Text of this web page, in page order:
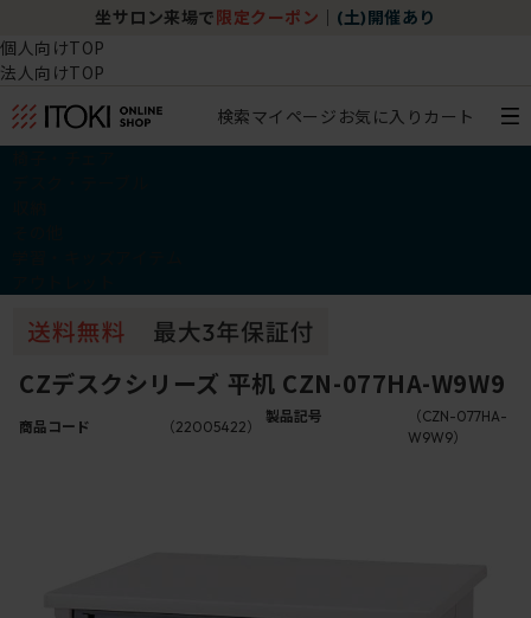
坐サロン来場で 限定クーポン (土)開催あり
個人向けTOP
法人向けTOP
検索マイページ お気に入り カート
CZデスクシリーズ 平机 CZN-077HA-W9W9
商品コード （22005422）
製品記号
（CZN-077HA-
W9W9）